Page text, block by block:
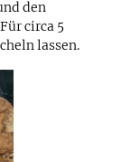
den
circa 5
lassen.